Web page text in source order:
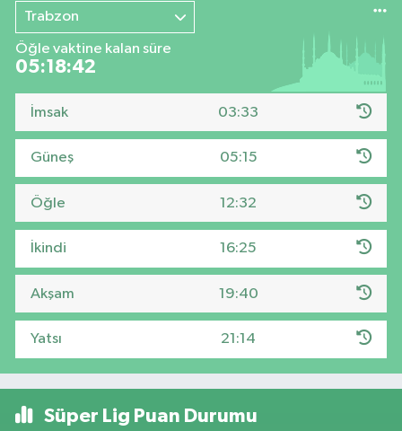
Trabzon
Öğle vaktine kalan süre
05:18:42
İmsak 03:33
Güneş 05:15
Öğle 12:32
İkindi 16:25
Akşam 19:40
Yatsı 21:14
Süper Lig Puan Durumu